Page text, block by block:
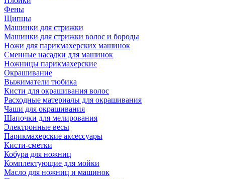
Фены
Щипцы
Машинки для стрижки
Машинки для стрижки волос и бороды
Ножи для парикмахерских машинок
Сменные насадки для машинок
Ножницы парикмахерские
Окрашивание
Выжиматели тюбика
Кисти для окрашивания волос
Расходные материалы для окрашивания
Чаши для окрашивания
Шапочки для мелирования
Электронные весы
Парикмахерские аксессуары
Кисти-сметки
Кобура для ножниц
Комплектующие для мойки
Масло для ножниц и машинок